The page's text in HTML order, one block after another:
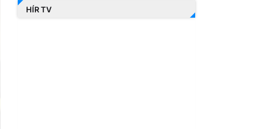
HÍR TV